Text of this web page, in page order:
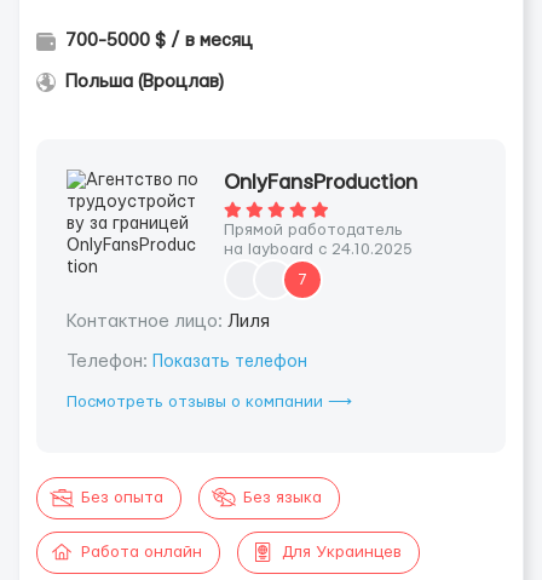
700-5000 $ / в месяц
Польша (Вроцлав)
OnlyFansProduction
Прямой работодатель
на layboard с 24.10.2025
7
Контактное лицо: Лиля
Телефон: Показать телефон
Посмотреть отзывы о компании ⟶
Без опыта Без языка
Работа онлайн Для Украинцев